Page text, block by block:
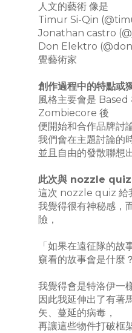
人文的藝術 像是
Timur Si-Qin
Jonathan castro
Don Elektro
覺藝術家
創作過程中的特點或
風格主要會是
Zombiecore 後
便開始和合作品牌討
我們會在主題討論的
並且自由的發散聯想
此次與 nozzle quiz
這次 nozzle quiz 給
我覺得很有神秘感，
險，
「如果在遠征隊的
窺看的故事會是什麼
我覺得會是特洛伊一
因此我延伸出了有著
矢、蔓延的病毒，
再讓這些物件打破框